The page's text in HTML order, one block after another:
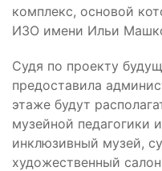
комплекс, основой
ИЗО имени Ильи
Судя по проекту
предоставила
этаже будут
музейной педагогики
инклюзивный музей,
художественный